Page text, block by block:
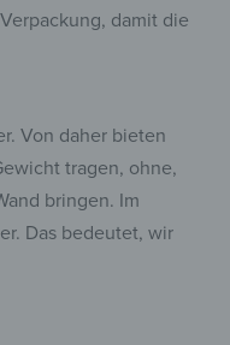
damit die
Von daher bieten
tragen, ohne,
bringen. Im
Das bedeutet, wir